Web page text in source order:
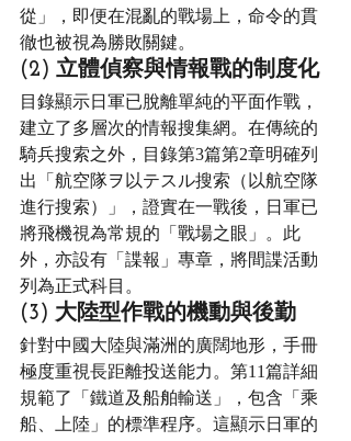
從」，即便在混亂的戰場上，命令的貫
徹也被視為勝敗關鍵。
(2) 立體偵察與情報戰的制度化
目錄顯示日軍已脫離單純的平面作戰，
建立了多層次的情報搜集網。在傳統的
騎兵搜索之外，目錄第3篇第2章明確列
出「航空隊ヲ以テスル搜索（以航空隊
進行搜索）」，證實在一戰後，日軍已
將飛機視為常規的「戰場之眼」。此
外，亦設有「諜報」專章，將間諜活動
列為正式科目。
(3) 大陸型作戰的機動與後勤
針對中國大陸與滿洲的廣闊地形，手冊
極度重視長距離投送能力。第11篇詳細
規範了「鐵道及船舶輸送」，包含「乘
船、上陸」的標準程序。這顯示日軍的